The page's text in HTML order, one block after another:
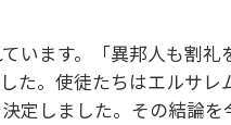
います。「異邦人も割
た。使徒たちはエルサ
定しました。その結論を